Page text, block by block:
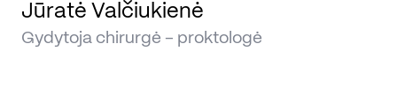
Jūratė Valčiukienė
Gydytoja chirurgė - proktologė